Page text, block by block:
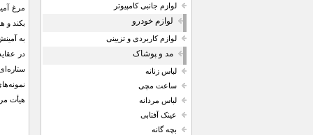
لوازم جانبی کامپیوتر
لوازم خودرو
لوازم کاربردی و تزیینی
مد و پوشاک
لباس زنانه
ساعت مچی
لباس مردانه
عینک آفتابی
بچه گانه
مرغ
بکند و
به
در
هیأت